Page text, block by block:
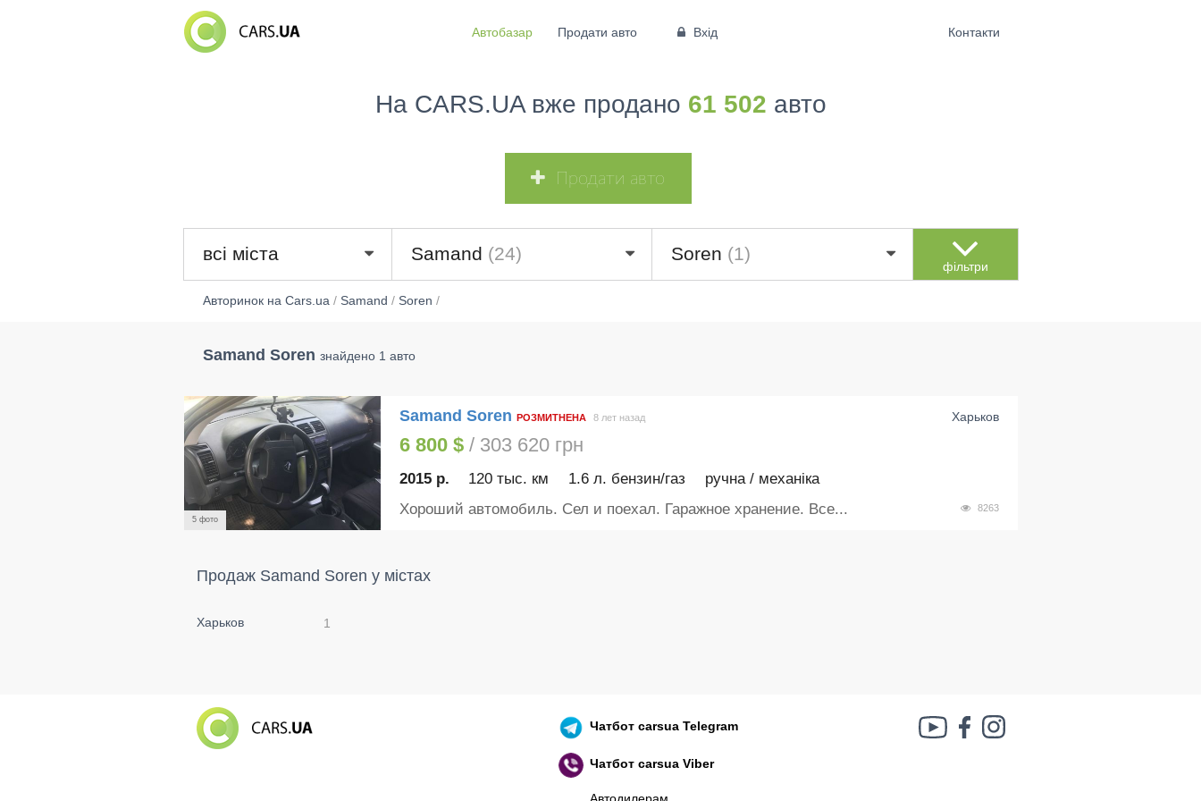
Автобазар Продати авто Вхід Контакти
На CARS.UA вже продано 61 502 авто
Продати авто
всі міста Samand (24) Soren (1)
фільтри
Авторинок на Cars.ua/ Samand / Soren /
Samand Soren знайдено 1 авто
5 фото
Samand Soren РОЗМИТНЕНА Харьков
8 лет назад
6 800 $/ 303 620 грн
2015 р. 120 тыс. км 1.6 л. бензин/газ ручна / механіка
8263
Хороший автомобиль. Сел и поехал. Гаражное хранение. Все...
Продаж Samand Soren у містах
Харьков 1
Чатботcarsua Telegram
Чатботcarsua Viber
Автодилерам